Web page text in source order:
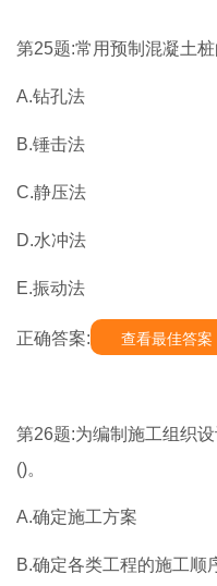
第25题:常用预制混凝土桩
A.钻孔法
B.锤击法
C.静压法
D.水冲法
E.振动法
正确答案: 查看最佳答案
第26题:为编制施工组织
()。
A.确定施工方案
B.确定各类工程的施工顺